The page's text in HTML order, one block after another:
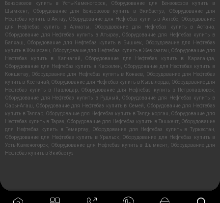
Бензовозов купить в Усть-Каменогорск,
Оборудование для Бензовозов купить в
Шымкент, Оборудование для Бензовозов купить в Экибастуз,
Оборудование для
Нефтебаз купить в Актау, Оборудование для Нефтебаз купить в Актобе, Оборудование
для Нефтебаз купить в Алматы, Оборудование для Нефтебаз купить в Астана,
Оборудование для Нефтебаз купить в Атырау , Оборудование для Нефтебаз купить в
Балхаш, Оборудование для Нефтебаз купить в Бишкек, Оборудование для Нефтебаз
купить в Жанаозен, Оборудование для Нефтебаз купить в Жезказган, Оборудование для
Нефтебаз купить в Капчагай, Оборудование для Нефтебаз купить в Караганда,
Оборудование для Нефтебаз купить в Каскелен, Оборудование для Нефтебаз купить в
Кокшетау, Оборудование для Нефтебаз купить в Конаев, Оборудование для Нефтебаз
купить в Костанай, Оборудование для Нефтебаз купить в Кызылорда, Оборудование для
Нефтебаз купить в Павлодар, Оборудование для Нефтебаз купить в Петропавловск,
Оборудование для Нефтебаз купить в Рудный , Оборудование для Нефтебаз купить в
Сары-Агаш, Оборудование для Нефтебаз купить в Семей, Оборудование для Нефтебаз
купить в Талгар, Оборудование для Нефтебаз купить в Талдыкорган, Оборудование для
Нефтебаз купить в Тараз, Оборудование для Нефтебаз купить в Ташкент, Оборудование
для Нефтебаз купить в Темиртау, Оборудование для Нефтебаз купить в Туркестан,
Оборудование для Нефтебаз купить в Уральск, Оборудование для Нефтебаз купить в
Усть-Каменогорск, Оборудование для Нефтебаз купить в Шымкент, Оборудование для
Нефтебаз купить в Экибастуз